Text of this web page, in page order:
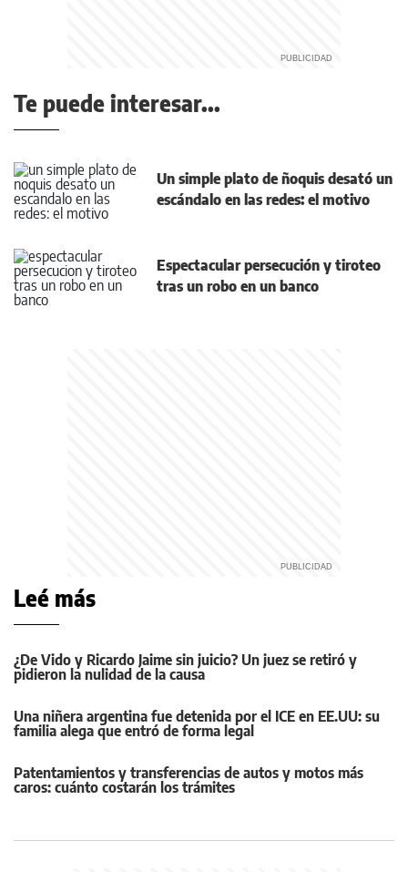
Te puede interesar...
Un simple plato de ñoquis desató un
escándalo en las redes: el motivo
Espectacular persecución y tiroteo
tras un robo en un banco
Leé más
¿De Vido y Ricardo Jaime sin juicio? Un juez se retiró y
pidieron la nulidad de la causa
Una niñera argentina fue detenida por el ICE en EE.UU: su
familia alega que entró de forma legal
Patentamientos y transferencias de autos y motos más
caros: cuánto costarán los trámites